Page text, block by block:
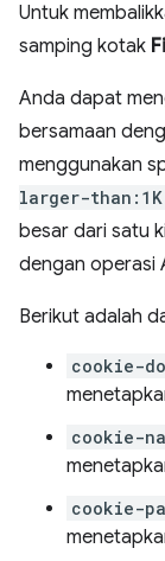
Untuk
samping kotak
Anda dapat
bersamaan
menggunakan
larger-than:1K
besar dari satu
dengan operasi
Berikut adalah
cookie-
cookie-
cookie-